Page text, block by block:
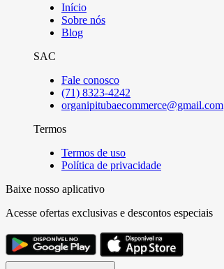
Início
Sobre nós
Blog
SAC
Fale conosco
(71) 8323-4242
organipitubaecommerce@gmail.com
Termos
Termos de uso
Política de privacidade
Baixe nosso aplicativo
Acesse ofertas exclusivas e descontos especiais